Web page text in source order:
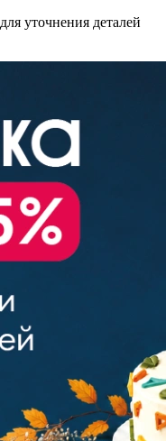
уточнения деталей